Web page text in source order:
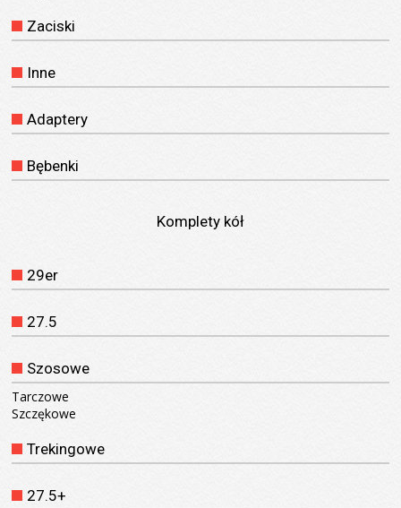
Zaciski
Inne
Adaptery
Bębenki
Komplety kół
29er
27.5
Szosowe
Tarczowe
Szczękowe
Trekingowe
27.5+